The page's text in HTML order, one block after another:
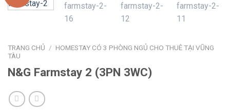
TRANG CHỦ / HOMESTAY CÓ 3 PHÒNG NGỦ CHO THUÊ TẠI VŨNG
TÀU
N&G Farmstay 2 (3PN 3WC)